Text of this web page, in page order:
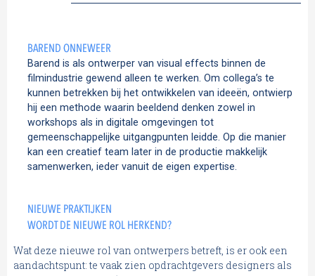
BAREND ONNEWEER
Barend is als ontwerper van visual effects binnen de
filmindustrie gewend alleen te werken. Om collega’s te
kunnen betrekken bij het ontwikkelen van ideeën, ontwierp
hij een methode waarin beeldend denken zowel in
workshops als in digitale omgevingen tot
gemeenschappelijke uitgangpunten leidde. Op die manier
kan een creatief team later in de productie makkelijk
samenwerken, ieder vanuit de eigen expertise.
NIEUWE PRAKTIJKEN
WORDT DE NIEUWE ROL HERKEND?
Wat deze nieuwe rol van ontwerpers betreft, is er ook een
aandachtspunt: te vaak zien opdrachtgevers designers als